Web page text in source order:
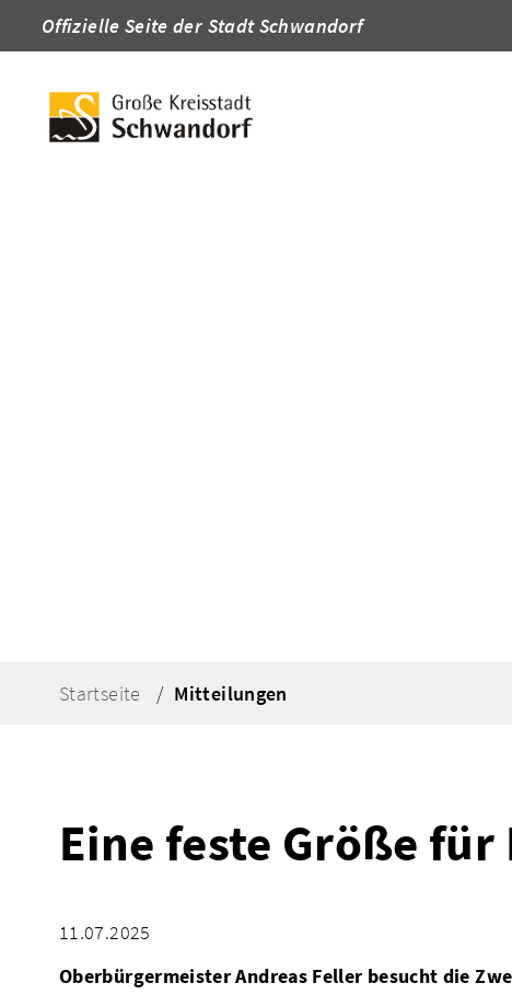
Offizielle Seite der Stadt Schwandorf
Startseite Mitteilungen
Eine feste Größe
11.07.2025
Oberbürgermeister Andreas Feller besucht die